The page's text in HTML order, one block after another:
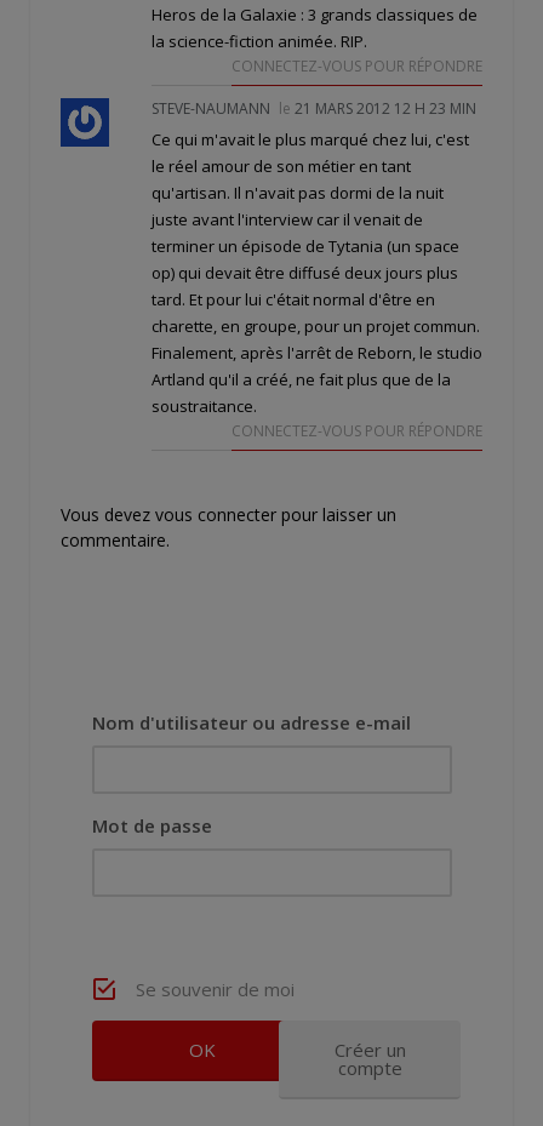
Heros de la Galaxie : 3 grands classiques de
la science-fiction animée. RIP.
CONNECTEZ-VOUS POUR RÉPONDRE
STEVE-NAUMANN le 21 MARS 2012 12 H 23 MIN
Ce qui m'avait le plus marqué chez lui, c'est
le réel amour de son métier en tant
qu'artisan. Il n'avait pas dormi de la nuit
juste avant l'interview car il venait de
terminer un épisode de Tytania (un space
op) qui devait être diffusé deux jours plus
tard. Et pour lui c'était normal d'être en
charette, en groupe, pour un projet commun.
Finalement, après l'arrêt de Reborn, le studio
Artland qu'il a créé, ne fait plus que de la
soustraitance.
CONNECTEZ-VOUS POUR RÉPONDRE
Vous devez vous connecter pour laisser un
commentaire.
Nom d'utilisateur ou adresse e-mail
Mot de passe
Se souvenir de moi
Créer un
compte